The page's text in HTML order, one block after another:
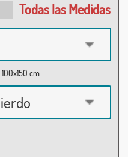
Todas las Medidas
cm